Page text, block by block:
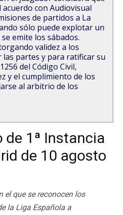
con Audiovisual
de partidos a La
sólo puede explotar un
emite los sábados.
validez a los
partes y para ratificar su
del Código Civil,
y el cumplimiento de los
al arbitrio de los
1ª Instancia
de 10 agosto
el que se reconocen los
la Liga Española a